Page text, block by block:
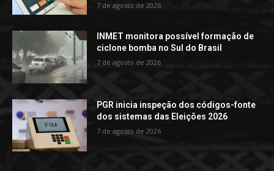
7 de agosto de 2026
INMET monitora possível formação de
ciclone bomba no Sul do Brasil
7 de agosto de 2026
PGR inicia inspeção dos códigos-fonte
dos sistemas das Eleições 2026
7 de agosto de 2026